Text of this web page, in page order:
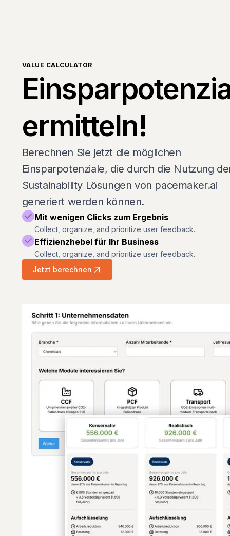
VALUE CALCULATOR
ermitteln!
Berechnen Sie jetzt die möglichen
Einsparpotenziale, die durch die Nutzung
Sustainability Lösungen von pacemaker.ai
generiert werden können.
Mit wenigen Clicks zum Ergebnis
Collect, organize, and prioritize user feedback.
Effizienzhebel für Ihr Business
Collect, organize, and prioritize user feedback.
Jetzt berechnen